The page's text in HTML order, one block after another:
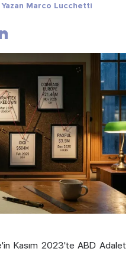
Marco Lucchetti
Kasım 2023'te ABD Adalet